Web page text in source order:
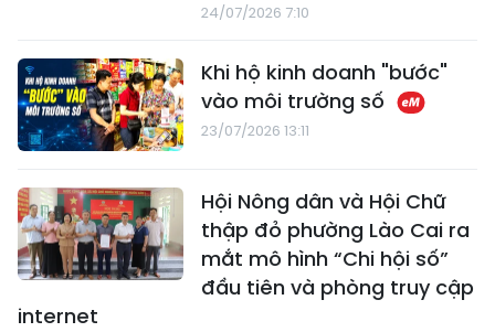
24/07/2026 7:10
Khi hộ kinh doanh "bước"
vào môi trường số
23/07/2026 13:11
Hội Nông dân và Hội Chữ
thập đỏ phường Lào Cai ra
mắt mô hình “Chi hội số”
đầu tiên và phòng truy cập
internet